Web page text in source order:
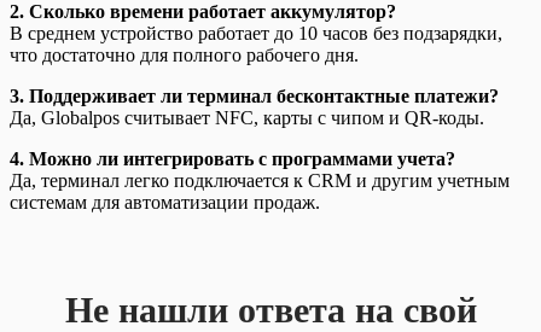
2. Сколько времени работает аккумулятор?
В среднем устройство работает до 10 часов без подзарядки,
что достаточно для полного рабочего дня.
3. Поддерживает ли терминал бесконтактные платежи?
Да, Globalpos считывает NFC, карты с чипом и QR-коды.
4. Можно ли интегрировать с программами учета?
Да, терминал легко подключается к CRM и другим учетным
системам для автоматизации продаж.
Не нашли ответа на свой